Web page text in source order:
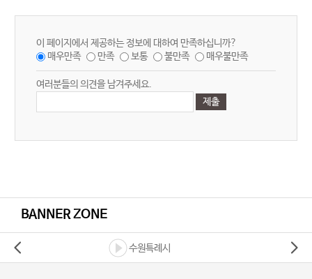
이 페이지에서 제공하는 정보에 대하여 만족하십니까?
매우만족
만족 보통 불만족 매우불만족
여러분들의 의견을 남겨주세요.
BANNER ZONE
수원특례시